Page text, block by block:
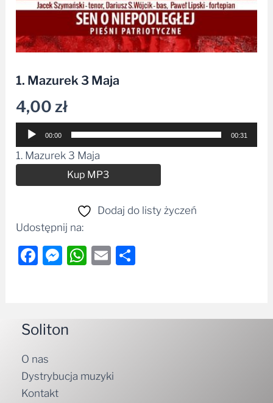
1. Mazurek 3 Maja
4,00zł
Odtwarzacz
plików
dźwiękowych
00:00 00:31
1. Mazurek 3 Maja
Kup MP3
Dodaj do listy życzeń
Udostępnij na:
Facebook
Messenger
WhatsApp
Email
Soliton
O nas
Dystrybucja muzyki
Kontakt